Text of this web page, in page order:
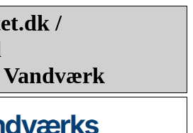
/
Vandværk